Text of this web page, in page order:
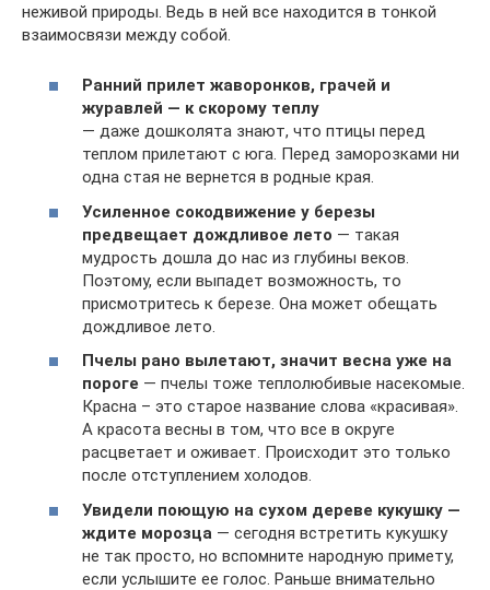
неживой природы. Ведь в ней все находится в тонкой
взаимосвязи между собой.
Ранний прилет жаворонков, грачей и
журавлей — к скорому теплу
— даже дошколята знают, что птицы перед
теплом прилетают с юга. Перед заморозками ни
одна стая не вернется в родные края.
Усиленное сокодвижение у березы
предвещает дождливое лето — такая
мудрость дошла до нас из глубины веков.
Поэтому, если выпадет возможность, то
присмотритесь к березе. Она может обещать
дождливое лето.
Пчелы рано вылетают, значит весна уже на
пороге — пчелы тоже теплолюбивые насекомые.
Красна – это старое название слова «красивая».
А красота весны в том, что все в округе
расцветает и оживает. Происходит это только
после отступлением холодов.
Увидели поющую на сухом дереве кукушку —
ждите морозца — сегодня встретить кукушку
не так просто, но вспомните народную примету,
если услышите ее голос. Раньше внимательно